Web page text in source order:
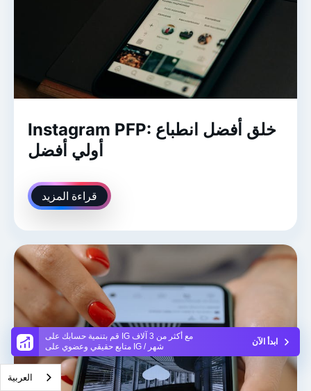
قم بتنمية حسابك على IG مع أكثر من 3 آلاف
متابع حقيقي وعضوي على IG / شهر
ابدأ الآن
Instagram PFP: خلق أفضل انطباع
أولي أفضل
قراءة المزيد
العربية‏